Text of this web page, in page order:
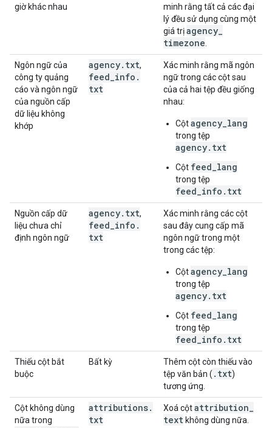
giờ khác nhau
minh rằng tất cả các đại
lý đều sử dụng cùng một
giá trịagency
timezone
Ngôn ngữ của
công ty quảng
cáo và ngôn ngữ
của nguồn cấp
dữ liệu không
khớp
agency. txt,
feed info .
txt
Xác minh rằng mã ngôn
ngữ trong các cột sau
của cả hai tệp đều giống
nhau:
Cộtagency_lang
trong tệp
agency.txt
Cột feed_lang
trong tệp
feed_info.txt
Nguồn cấp dữ
liệu chưa chỉ
định ngôn ngữ
agency. txt,
feed info .
txt
Xác minh rằng các cột
sau đây cung cấp mã
ngôn ngữ trong một
trong các tệp:
Cộtagency_lang
trong tệp
agency.txt
Cột feed_lang
trong tệp
feed_info.txt
Thiếu cột bắt
buộc
Bất kỳ
Thêm cột còn thiếu vào
tệp văn bản ( . txt)
tương ứng.
Cột không dùng
nữa trong
attributions.
txt
Xoá cộtattribution
text không dùng nữa.